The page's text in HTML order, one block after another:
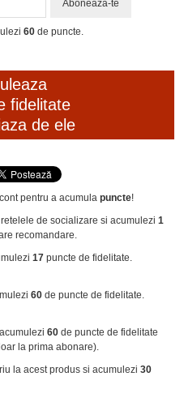
Aboneaza-te
60 de puncte.
fidelitate
de ele
pentru a acumula puncte!
de socializare si acumulezi 1
recomandare.
17 puncte de fidelitate.
60 de puncte de fidelitate.
60 de puncte de fidelitate
la prima abonare).
la acest produs si acumulezi 30